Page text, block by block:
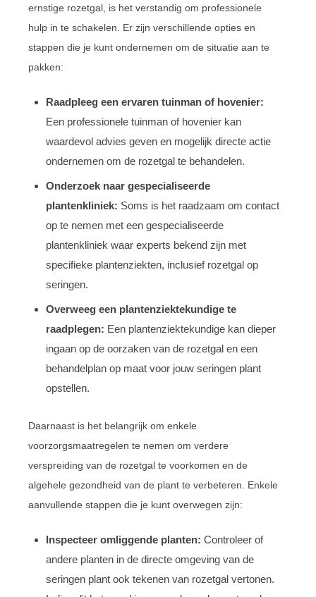
ernstige rozetgal, is het verstandig om professionele
hulp in te schakelen. Er zijn verschillende opties en
stappen die je kunt ondernemen om de situatie aan te
pakken:
Raadpleeg een ervaren tuinman of hovenier:
Een professionele tuinman of hovenier kan
waardevol advies geven en mogelijk directe actie
ondernemen om de rozetgal te behandelen.
Onderzoek naar gespecialiseerde
plantenkliniek: Soms is het raadzaam om contact
op te nemen met een gespecialiseerde
plantenkliniek waar experts bekend zijn met
specifieke plantenziekten, inclusief rozetgal op
seringen.
Overweeg een plantenziektekundige te
raadplegen: Een plantenziektekundige kan dieper
ingaan op de oorzaken van de rozetgal en een
behandelplan op maat voor jouw seringen plant
opstellen.
Daarnaast is het belangrijk om enkele
voorzorgsmaatregelen te nemen om verdere
verspreiding van de rozetgal te voorkomen en de
algehele gezondheid van de plant te verbeteren. Enkele
aanvullende stappen die je kunt overwegen zijn:
Inspecteer omliggende planten: Controleer of
andere planten in de directe omgeving van de
seringen plant ook tekenen van rozetgal vertonen.